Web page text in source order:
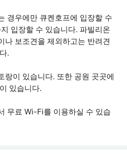
경우에만 큐켄호프에 입장할 수
입장할 수 있습니다. 파빌리온
나 보조견을 제외하고는 반려견
.
랑이 있습니다. 또한 공원 곳곳에
있습니다.
무료 Wi-Fi를 이용하실 수 있습